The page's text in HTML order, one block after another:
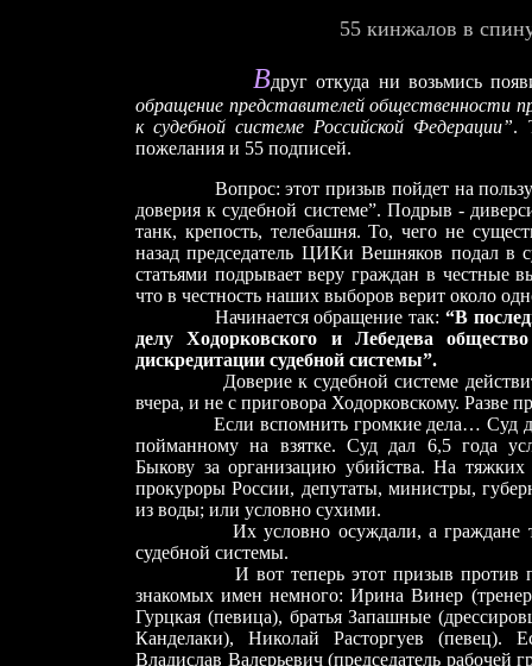
55 кинжалов в
Вдруг откуда ни возьмись
обращение представителей общественности
к судебной системе Российской Федерации”.
пожелания и 55 подписей.
Вопрос: этот призыв пойдет на пользу
доверия к судебной системе”. Подрыв -
танк, крепость, телебашня. То, чего не
назад председатель ЦИКи Вешняков подал
статьями подрывает веру граждан в честные
что в честность наших выборов верит около
Начинается обращение так: “В
делу Ходорковского и Лебедева
дискредитации судебной системы”.
Доверие к судебной системе
вчера, и не с приговора Ходорковскому. Разве
Если вспомнить громкие дела… Суд дал
пойманному на взятке. Суд дал 6,5 года
Быкову за организацию убийства. На тяжких
прокуроры России, депутаты, министры,
из воды; или условно сухими.
Их условно осуждали, а граждане
судебной системы.
И вот теперь этот призыв против
знакомых имен немного: Ирина Винер
Гурцкая (певица), братья Запашные
Канделаки), Николай Расторгуев (певец).
Владислав Валерьевич (председатель